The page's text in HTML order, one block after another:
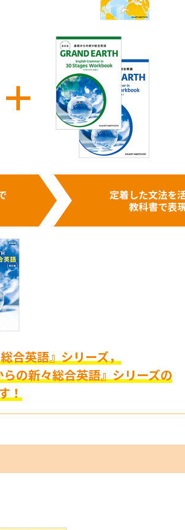
定着した文法を
教科書で表
合英語』シリーズ，
の新々総合英語』シリーズの
！